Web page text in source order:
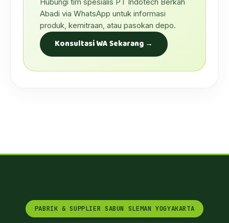
Abadi via WhatsApp untuk informasi
produk, kemitraan, atau pasokan depo.
Konsultasi WA Sekarang →
PABRIK & SUPPLIER SABUN SLEMAN YOGYAKARTA